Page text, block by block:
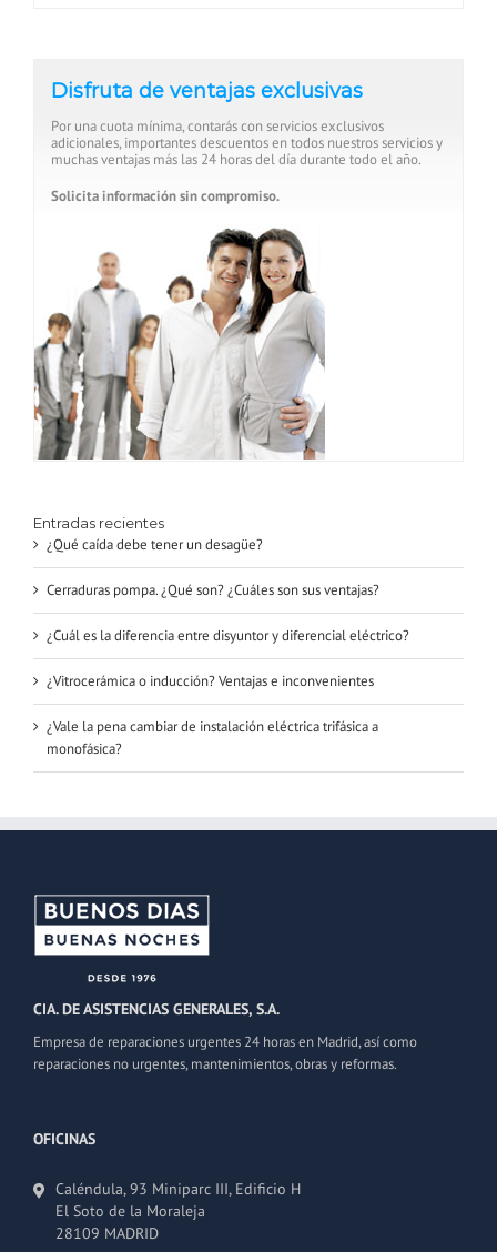
Disfruta de ventajas exclusivas
Por una cuota mínima, contarás con servicios exclusivos
adicionales, importantes descuentos en todos nuestros servicios y
muchas ventajas más las 24 horas del día durante todo el año.
Solicita información sin compromiso.
Entradas recientes
¿Qué caída debe tener un desagüe?
Cerraduras pompa. ¿Qué son? ¿Cuáles son sus ventajas?
¿Cuál es la diferencia entre disyuntor y diferencial eléctrico?
¿Vitrocerámica o inducción? Ventajas e inconvenientes
¿Vale la pena cambiar de instalación eléctrica trifásica a
monofásica?
CIA. DE ASISTENCIAS GENERALES, S.A.
Empresa de reparaciones urgentes 24 horas en Madrid, así como
reparaciones no urgentes, mantenimientos, obras y reformas.
OFICINAS
Caléndula, 93 Miniparc III, Edificio H
El Soto de la Moraleja
28109 MADRID